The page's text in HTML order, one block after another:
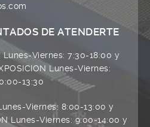
DE ATENDERTE
Lunes-Viernes: 7:30-18:00 y
Lunes-Viernes:
13:30
Viernes: 8:00-13:00 y
Lunes-Viernes: 9:00-14:00 y